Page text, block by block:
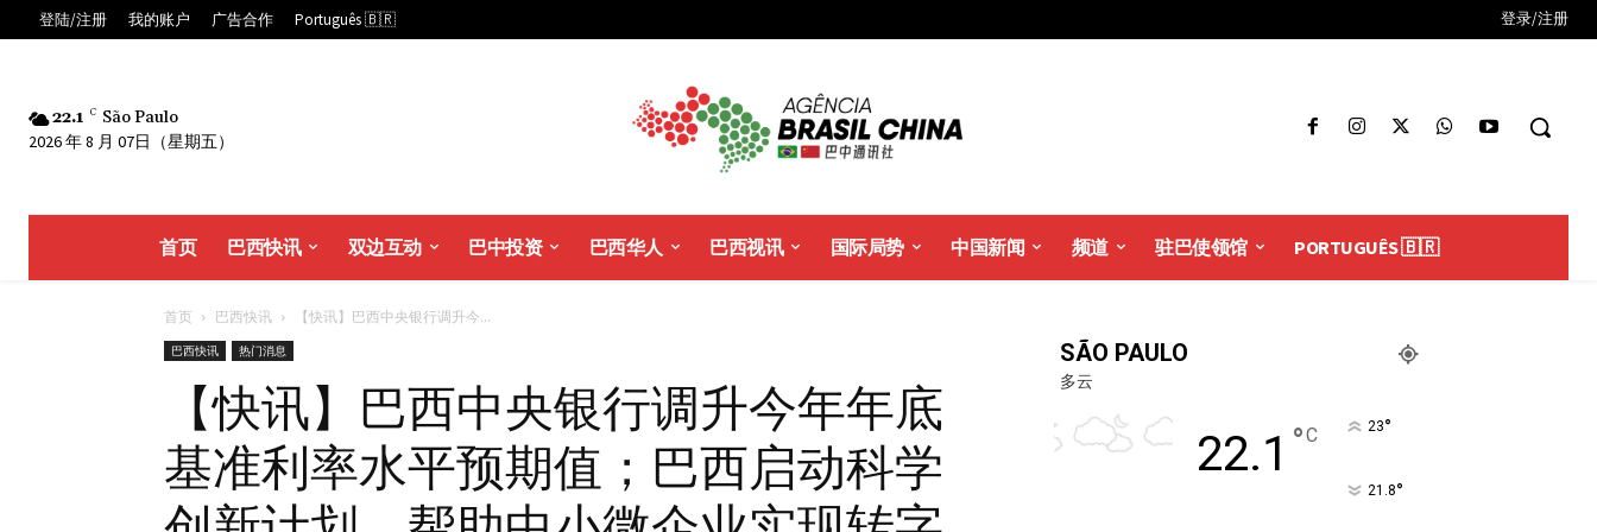
登陆/注册 我的账户 广告合作 Português 🇧🇷 登录/注册
22.1 C São Paulo
2026 年 8 月 07日（星期五）
首页 巴西快讯 双边互动 巴中投资 巴西华人 巴西视讯 国际局势 中国新闻 频道 驻巴使领馆 PORTUGUÊS 🇧🇷
首页 巴西快讯 【快讯】巴西中央银行调升今...
巴西快讯 热门消息
【快讯】巴西中央银行调升今年年底
基准利率水平预期值；巴西启动科学
SÃO PAULO
多云
22.1 °C 23°
21.8°